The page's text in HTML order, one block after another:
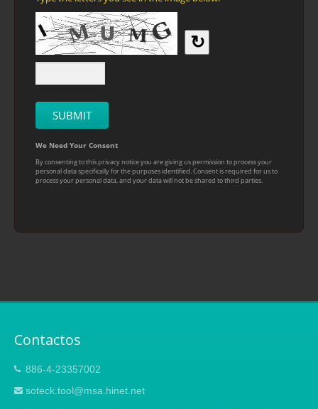
Contactos
886-4-23357002
soteck.tool@msa.hinet.net